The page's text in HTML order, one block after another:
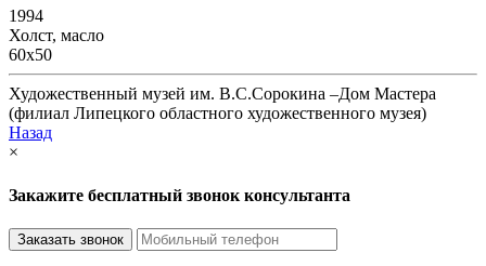
1994
Холст, масло
60х50
Художественный музей им. В.С.Сорокина –Дом Мастера
(филиал Липецкого областного художественного музея)
Назад
×
Закажите бесплатный звонок консультанта